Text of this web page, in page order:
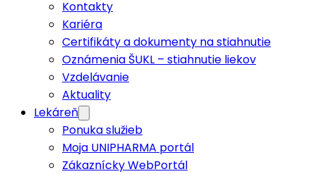
Kontakty
Kariéra
Certifikáty a dokumenty na stiahnutie
Oznámenia ŠUKL – stiahnutie liekov
Vzdelávanie
Aktuality
Lekáreň
Ponuka služieb
Moja UNIPHARMA portál
Zákaznícky WebPortál